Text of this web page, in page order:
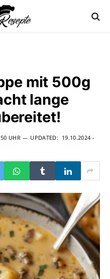
mit 500g
lange
UHR UPDATED: 19.10.2024 -